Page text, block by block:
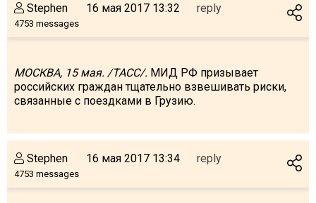
Stephen
4753 messages
16 мая 2017 13:32 reply
МОСКВА, 15 мая. /ТАСС/. МИД РФ призывает
российских граждан тщательно взвешивать риски,
связанные с поездками в Грузию.
Stephen
4753 messages
16 мая 2017 13:34 reply